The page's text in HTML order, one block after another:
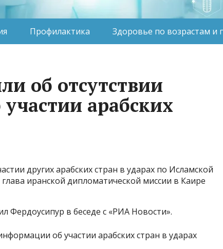
Профилактика Здоровье по возрастам и
об отсутствии
арабских
других арабских стран в ударах по Исламской
иранской дипломатической миссии в Каире
Фердоусипур в беседе с «РИА Новости».